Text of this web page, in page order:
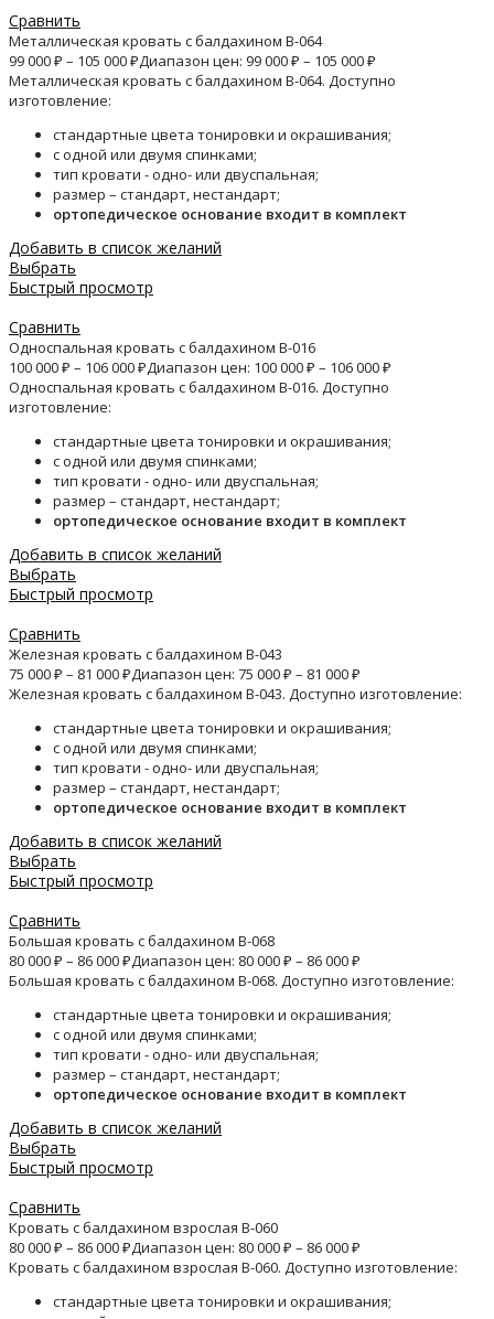
Сравнить
Металлическая кровать с балдахином B-064
99 000₽ – 105 000₽Диапазон цен: 99 000 ₽ – 105 000 ₽
Металлическая кровать с балдахином B-064. Доступно
изготовление:
стандартные цвета тонировки и окрашивания;
с одной или двумя спинками;
тип кровати - одно- или двуспальная;
размер – стандарт, нестандарт;
ортопедическое основание входит в комплект
Добавить в список желаний
Выбрать
Быстрый просмотр
Сравнить
Односпальная кровать с балдахином B-016
100 000₽ – 106 000₽Диапазон цен: 100 000 ₽ – 106 000 ₽
Односпальная кровать с балдахином B-016. Доступно
изготовление:
стандартные цвета тонировки и окрашивания;
с одной или двумя спинками;
тип кровати - одно- или двуспальная;
размер – стандарт, нестандарт;
ортопедическое основание входит в комплект
Добавить в список желаний
Выбрать
Быстрый просмотр
Сравнить
Железная кровать с балдахином B-043
75 000₽ – 81 000₽Диапазон цен: 75 000 ₽ – 81 000 ₽
Железная кровать с балдахином B-043. Доступно изготовление:
стандартные цвета тонировки и окрашивания;
с одной или двумя спинками;
тип кровати - одно- или двуспальная;
размер – стандарт, нестандарт;
ортопедическое основание входит в комплект
Добавить в список желаний
Выбрать
Быстрый просмотр
Сравнить
Большая кровать с балдахином B-068
80 000₽ – 86 000₽Диапазон цен: 80 000 ₽ – 86 000 ₽
Большая кровать с балдахином B-068. Доступно изготовление:
стандартные цвета тонировки и окрашивания;
с одной или двумя спинками;
тип кровати - одно- или двуспальная;
размер – стандарт, нестандарт;
ортопедическое основание входит в комплект
Добавить в список желаний
Выбрать
Быстрый просмотр
Сравнить
Кровать с балдахином взрослая B-060
80 000₽ – 86 000₽Диапазон цен: 80 000 ₽ – 86 000 ₽
Кровать с балдахином взрослая B-060. Доступно изготовление:
стандартные цвета тонировки и окрашивания;